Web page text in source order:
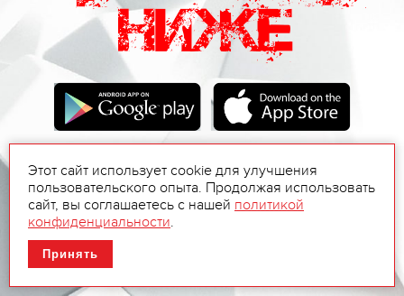
Этот сайт использует cookie для улучшения
пользовательского опыта. Продолжая использовать
сайт, вы соглашаетесь с нашей политикой
конфиденциальности.
Принять